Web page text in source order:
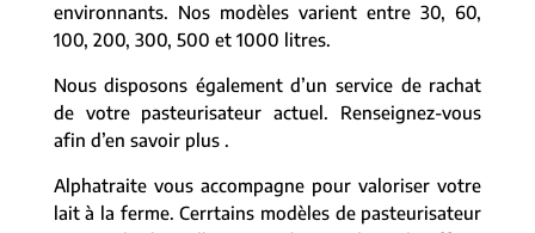
environnants. Nos modèles varient entre 30, 60,
100, 200, 300, 500 et 1000 litres.
Nous disposons également d’un service de rachat
de votre pasteurisateur actuel. Renseignez-vous
afin d’en savoir plus .
Alphatraite vous accompagne pour valoriser votre
lait à la ferme. Cerrtains modèles de pasteurisateur